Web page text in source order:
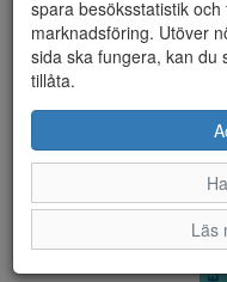
spara besöksstatistik
marknadsföring. Utöver
sida ska fungera, kan du
tillåta.
Läs